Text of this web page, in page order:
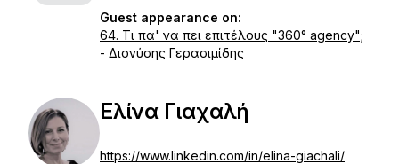
Guest appearance on:
64. Τι πα' να πει επιτέλους "360° agency";
- Διονύσης Γερασιμίδης
Ελίνα Γιαχαλή
https://www.linkedin.com/in/elina-giachali/